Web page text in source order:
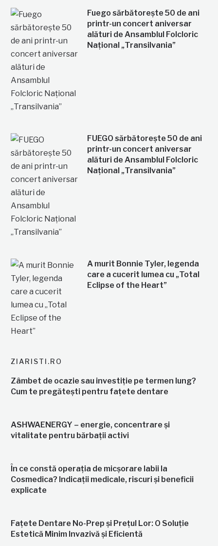
Fuego sărbătorește 50 de ani
printr-un concert aniversar
alături de Ansamblul Folcloric
Național „Transilvania”
FUEGO sărbătorește 50 de ani
printr-un concert aniversar
alături de Ansamblul Folcloric
Național „Transilvania”
A murit Bonnie Tyler, legenda
care a cucerit lumea cu „Total
Eclipse of the Heart”
ZIARISTI.RO
Zâmbet de ocazie sau investiție pe termen lung?
Cum te pregătești pentru fațete dentare
ASHWAENERGY – energie, concentrare și
vitalitate pentru bărbații activi
În ce constă operația de micșorare labii la
Cosmedica? Indicații medicale, riscuri și beneficii
explicate
Fațete Dentare No-Prep și Prețul Lor: O Soluție
Estetică Minim Invazivă și Eficientă